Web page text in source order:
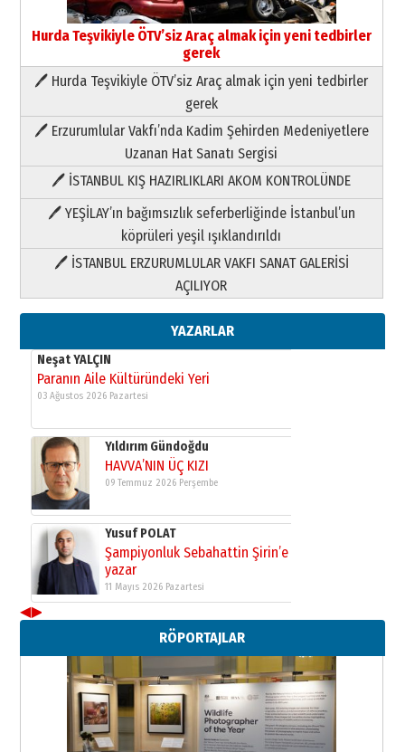
Hurda Teşvikiyle ÖTV’siz Araç almak için yeni tedbirler
gerek
🖊 Hurda Teşvikiyle ÖTV’siz Araç almak için yeni tedbirler
gerek
🖊 Erzurumlular Vakfı’nda Kadim Şehirden Medeniyetlere
Uzanan Hat Sanatı Sergisi
🖊 İSTANBUL KIŞ HAZIRLIKLARI AKOM KONTROLÜNDE
🖊 YEŞİLAY’ın bağımsızlık seferberliğinde İstanbul’un
köprüleri yeşil ışıklandırıldı
🖊 İSTANBUL ERZURUMLULAR VAKFI SANAT GALERİSİ
AÇILIYOR
YAZARLAR
Yusuf POLAT
Şampiyonluk Sebahattin Şirin’e
yazar
11 Mayıs 2026 Pazartesi
Paranın Aile Kültüründeki Yeri
03 Ağustos 2026 Pazartesi
Yıldırım Gündoğdu
HAVVA’NIN ÜÇ KIZI
09 Temmuz 2026 Perşembe
Yusuf POLAT
Şampiyonluk Sebahattin Şirin’e
yazar
11 Mayıs 2026 Pazartesi
Neşat YALÇIN
Paranın Aile Kültüründeki Yeri
03 Ağustos 2026 Pazartesi
Yıldırım Gündoğdu
HAVVA’NIN ÜÇ KIZI
09 Temmuz 2026 Perşembe
Yusuf POLAT
Şampiyonluk Sebahattin Şirin’e
yazar
11 Mayıs 2026 Pazartesi
◀▶
RÖPORTAJLAR